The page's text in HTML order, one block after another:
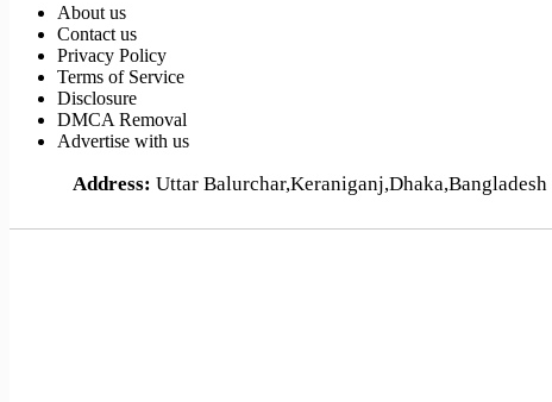
About us
Contact us
Privacy Policy
Terms of Service
Disclosure
DMCA Removal
Advertise with us
Address: Uttar Balurchar,Keraniganj,Dhaka,Bangladesh